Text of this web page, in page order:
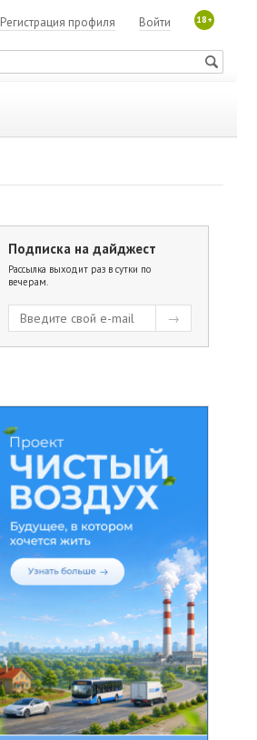
18+
Войти
Регистрация профиля
Подписка на дайджест
Рассылка выходит раз в сутки по
вечерам.